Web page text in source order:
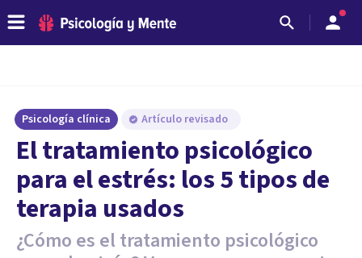
Psicología clínica Artículo revisado
El tratamiento psicológico
para el estrés: los 5 tipos de
terapia usados
¿Cómo es el tratamiento psicológico